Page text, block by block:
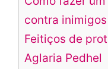
contra inimigos
Feitiços de
Aglaria Pedhel